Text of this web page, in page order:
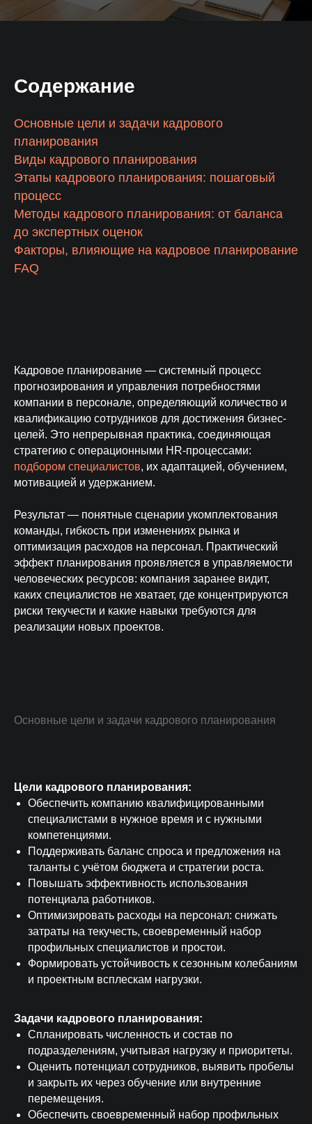
+7 391 263-39-48
Воронеж
Челябинск
Уфа
ПО РАБОТЕ С КЛИЕНТАМИ
АНАЛИТИК ОТДЕЛА ПРОДАЖ
МЕНЕДЖЕР ПО РАЗВИТИЮ БИЗНЕСА
РУКОВОДИТЕЛЬ ОТДЕЛА ВЭД
МЕНЕДЖЕР КОНТРОЛЯ КАЧЕСТВА
Содержание
Основные цели и задачи кадрового
планирования
Виды кадрового планирования
Этапы кадрового планирования: пошаговый
процесс
Методы кадрового планирования: от баланса
до экспертных оценок
Факторы, влияющие на кадровое планирование
FAQ
Кадровое планирование — системный процесс
прогнозирования и управления потребностями
компании в персонале, определяющий количество и
квалификацию сотрудников для достижения бизнес-
целей. Это непрерывная практика, соединяющая
стратегию с операционными HR-процессами:
подбором специалистов, их адаптацией, обучением,
мотивацией и удержанием.
Результат — понятные сценарии укомплектования
команды, гибкость при изменениях рынка и
оптимизация расходов на персонал. Практический
эффект планирования проявляется в управляемости
человеческих ресурсов: компания заранее видит,
каких специалистов не хватает, где концентрируются
риски текучести и какие навыки требуются для
реализации новых проектов.
Основные цели и задачи кадрового планирования
Цели кадрового планирования:
Обеспечить компанию квалифицированными
специалистами в нужное время и с нужными
компетенциями.
Поддерживать баланс спроса и предложения на
таланты с учётом бюджета и стратегии роста.
Повышать эффективность использования
потенциала работников.
Оптимизировать расходы на персонал: снижать
затраты на текучесть, своевременный набор
профильных специалистов и простои.
Формировать устойчивость к сезонным колебаниям
и проектным всплескам нагрузки.
Задачи кадрового планирования:
Спланировать численность и состав по
подразделениям, учитывая нагрузку и приоритеты.
Оценить потенциал сотрудников, выявить пробелы
и закрыть их через обучение или внутренние
перемещения.
Обеспечить своевременный набор профильных